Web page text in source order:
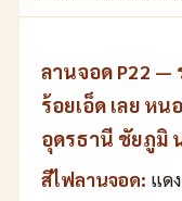
ลานจอด P22 —
ร้อยเอ็ด เลย ห
อุดรธานี ชัยภูมิ
สีไฟลานจอด: แดง